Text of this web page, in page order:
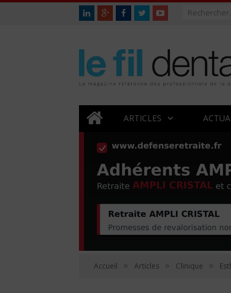
ARTICLES
Accueil » Articles » Clinique »